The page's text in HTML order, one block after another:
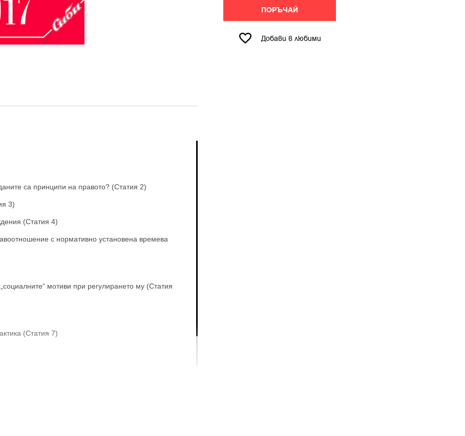
ПОРЪЧАЙ
Добави в любими
са принципи на правото? (Статия 2)
3)
(Статия 4)
с нормативно установена времева
мотиви при регулирането му (Статия
(Статия 7)